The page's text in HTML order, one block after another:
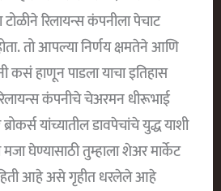
टोळीने रिलायन्स कंपनीला पेचाट
तो आपल्या निर्णय क्षमतेने आणि
कसं हाणून पाडला याचा इतिहास
कंपनीचे चेअरमन धीरूभाई
यांच्यातील डावपेचांचे युद्ध याशी
घेण्यासाठी तुम्हाला शेअर मार्केट
आहे असे गृहीत धरलेले आहे